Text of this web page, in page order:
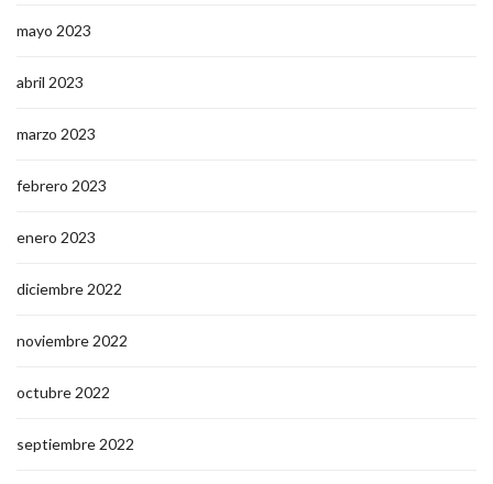
mayo 2023
abril 2023
marzo 2023
febrero 2023
enero 2023
diciembre 2022
noviembre 2022
octubre 2022
septiembre 2022